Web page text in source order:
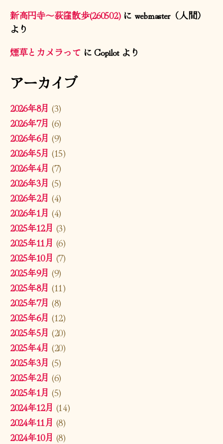
新高円寺〜荻窪散歩(260502)に webmaster（人間）
より
煙草とカメラってにCopilotより
アーカイブ
2026年8月 (3)
2026年7月 (6)
2026年6月 (9)
2026年5月 (15)
2026年4月 (7)
2026年3月 (5)
2026年2月 (4)
2026年1月 (4)
2025年12月 (3)
2025年11月 (6)
2025年10月 (7)
2025年9月 (9)
2025年8月 (11)
2025年7月 (8)
2025年6月 (12)
2025年5月 (20)
2025年4月 (20)
2025年3月 (5)
2025年2月 (6)
2025年1月 (5)
2024年12月 (14)
2024年11月 (8)
2024年10月 (8)